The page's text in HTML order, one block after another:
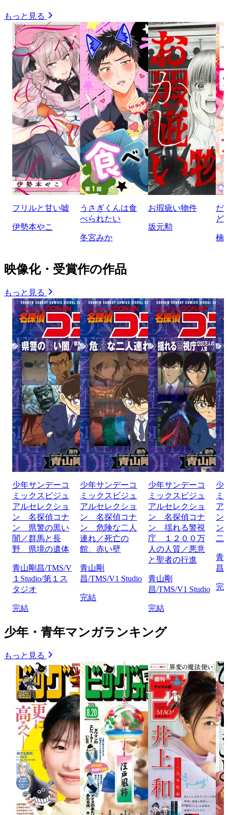
もっと見る
フリルと甘い嘘
伊勢本やこ
うさぎくんは食
べられたい
冬宮みか
お瑕疵い物件
坂元勲
だ
ど
楠
映像化・受賞作の作品
もっと見る
少年サンデーコ
ミックスビジュ
アルセレクショ
ン 名探偵コナ
ン 県警の黒い
闇／群馬と長
野 県境の遺体
青山剛昌/TMS/V
１Studio/第１ス
タジオ
完結
少年サンデーコ
ミックスビジュ
アルセレクショ
ン 名探偵コナ
ン 危険な二人
連れ／死亡の
館、赤い壁
青山剛
昌/TMS/V1 Studio
完結
少年サンデーコ
ミックスビジュ
アルセレクショ
ン 名探偵コナ
ン 揺れる警視
庁 １２００万
人の人質／悪意
と聖者の行進
青山剛
昌/TMS/V1 Studio
完結
少
ミ
ア
ン
ン
二
青
昌
完
少年・青年マンガランキング
もっと見る